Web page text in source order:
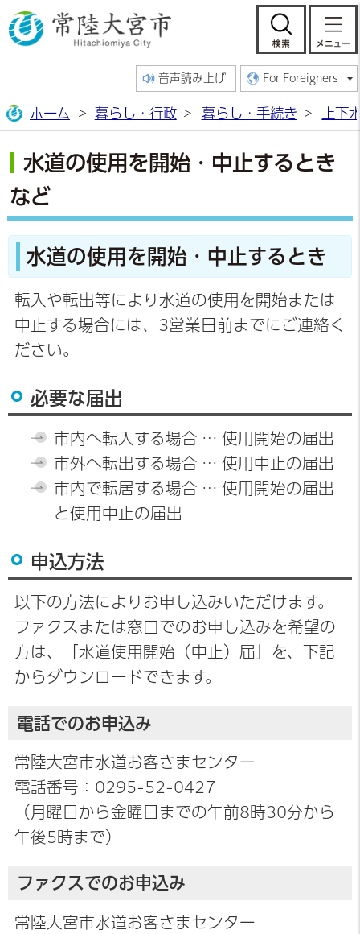
常陸大宮市公
検
音声読み上げ For Foreigners
ホーム 暮らし・行政 暮らし・手続き 上下
水道の使用を開始・中止するとき
など
水道の使用を開始・中止するとき
転入や転出等により水道の使用を開始または
中止する場合には、3営業日前までにご連絡く
ださい。
必要な届出
市内へ転入する場合 … 使用開始の届出
市外へ転出する場合 … 使用中止の届出
市内で転居する場合 … 使用開始の届出
と使用中止の届出
申込方法
以下の方法によりお申し込みいただけます。
ファクスまたは窓口でのお申し込みを希望の
方は、「水道使用開始（中止）届」を、下記
からダウンロードできます。
電話でのお申込み
常陸大宮市水道お客さまセンター
電話番号：0295-52-0427
（月曜日から金曜日までの午前8時30分から
午後5時まで）
ファクスでのお申込み
常陸大宮市水道お客さまセンター